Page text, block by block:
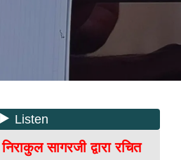
सागरजी द्वारा रचित